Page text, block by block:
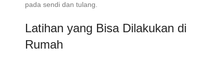
pada sendi dan tulang.
Latihan yang Bisa Dilakukan di
Rumah